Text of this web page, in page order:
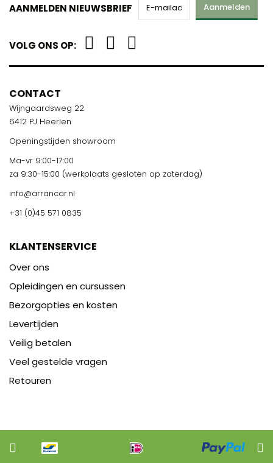
AANMELDEN NIEUWSBRIEF Aanmelden
VOLG ONS OP:
CONTACT
Wijngaardsweg 22
6412 PJ Heerlen
Openingstijden showroom
Ma-vr 9:00-17:00
za 9:30-15:00 (werkplaats gesloten op zaterdag)
info@arrancar.nl
+31 (0)45 571 0835
KLANTENSERVICE
Over ons
Opleidingen en cursussen
Bezorgopties en kosten
Levertijden
Veilig betalen
Veel gestelde vragen
Retouren